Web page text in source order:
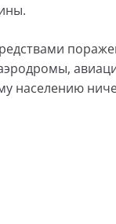
населению